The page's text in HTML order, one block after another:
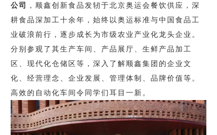
公司
，顺鑫创新食品发轫于北京奥运会餐饮供应，深
耕食品深加工十余年，始终以奥运标准与中国食品工
业破浪前行，逐步成长为市级农业产业化龙头企业。
分别参观了其生产车间、产品展厅、生鲜产品加工
区、现代化仓储区等，深入了解顺鑫集团的企业文
化、经营理念、企业发展、管理体制、品牌价值等。
高效的自动化车间令同学们耳目一新。